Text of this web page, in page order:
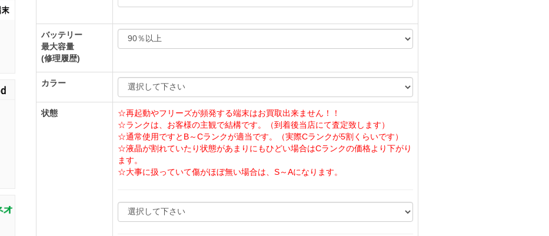
バッテリー
最大容量
(修理履歴)
カラー
状態
☆再起動やフリーズが頻発する端末はお買取出来ません！！
☆ランクは、お客様の主観で結構です。（到着後当店にて査定致します）
☆通常使用ですとB～Cランクが適当です。（実際Cランクが5割くらいです）
☆液晶が割れていたり状態があまりにもひどい場合はCランクの価格より下がり
ます。
☆大事に扱っていて傷がほぼ無い場合は、S～Aになります。